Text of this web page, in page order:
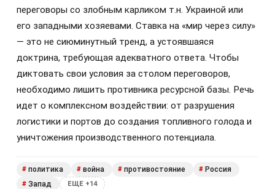
переговоры со злобным карликом т.н. Украиной или
его западными хозяевами. Ставка на «мир через силу»
— это не сиюминутный тренд, а устоявшаяся
доктрина, требующая адекватного ответа. Чтобы
диктовать свои условия за столом переговоров,
необходимо лишить противника ресурсной базы. Речь
идет о комплексном воздействии: от разрушения
логистики и портов до создания топливного голода и
уничтожения производственного потенциала.
# политика # война # противостояние # Россия
# Запад ЕЩЕ +14